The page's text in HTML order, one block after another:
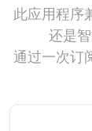
此应用程序
还是
通过一次订